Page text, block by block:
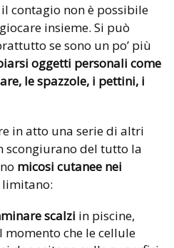
il contagio non è possibile
insieme. Si può
se sono un po’ più
oggetti personali come
le spazzole, i pettini, i
in atto una serie di altri
scongiurano del tutto la
micosi cutanee nei
limitano:
scalzi in piscine,
che le cellule